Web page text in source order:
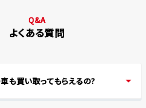
Q&A
よくある質問
も買い取ってもらえるの?